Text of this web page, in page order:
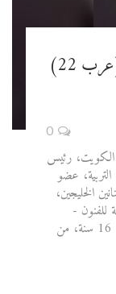
التشكيلي يعقوب يوسف إبراهيم في (عرب 22)
0
الكويت، رئيس
التربية، عضو
الخليجين،
للفنون -
اليونسكو. بدأت مهارت الفن لديه تظهر منذ سن 16 سنة، من